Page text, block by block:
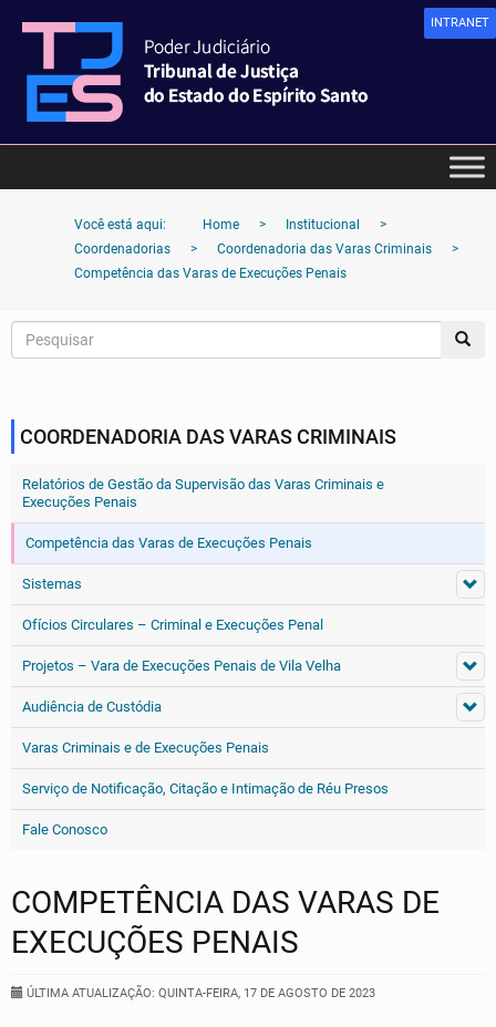
INTRANET
Você está aqui: Home > Institucional
>
Coordenadorias
> Coordenadoria das Varas Criminais
>
Competência das Varas de Execuções Penais
COORDENADORIA DAS VARAS CRIMINAIS
Relatórios de Gestão da Supervisão das Varas Criminais e
Execuções Penais
Competência das Varas de Execuções Penais
Sistemas
Ofícios Circulares – Criminal e Execuções Penal
Projetos – Vara de Execuções Penais de Vila Velha
Audiência de Custódia
Varas Criminais e de Execuções Penais
Serviço de Notificação, Citação e Intimação de Réu Presos
Fale Conosco
COMPETÊNCIA DAS VARAS DE
EXECUÇÕES PENAIS
ÚLTIMA ATUALIZAÇÃO: QUINTA-FEIRA, 17 DE AGOSTO DE 2023